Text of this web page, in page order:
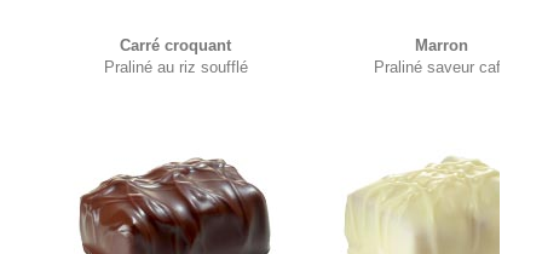
Carré croquant
Praliné au riz soufflé
Marron
Praliné saveur café